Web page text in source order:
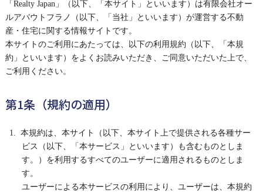
「Realty Japan」（以下、「本サイト」といいます）は有限会社オー
ルアバウトフラノ（以下、「当社」といいます）が運営する不動
産・住宅に関する情報サイトです。
本サイトのご利用にあたっては、以下の利用規約（以下、「本規
約」といいます）をよくお読みいただき、ご同意いただいた上で、
ご利用ください。
第1条（規約の適用）
1. 本規約は、本サイト（以下、本サイト上で提供される各種サー
ビス（以下、「本サービス」といいます）も含むものとしま
す。）を利用するすべてのユーザーに適用されるものとしま
す。
ユーザーによる本サービスの利用により、ユーザーは、本規約